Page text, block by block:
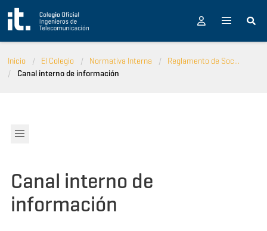
Pasar al contenido principal
Inicio El Colegio Normativa Interna
Reglamento de Soc...
Canal interno de información
Canal interno de
información